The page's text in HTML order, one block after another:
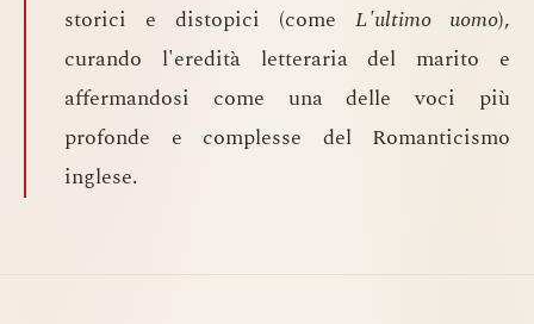
storici e distopici (come L'ultimo uomo),
curando l'eredità letteraria del marito e
affermandosi come una delle voci più
profonde e complesse del Romanticismo
inglese.